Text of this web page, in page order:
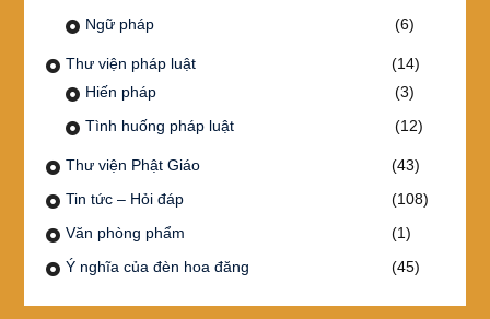
Ngữ pháp
(6)
Thư viện pháp luật
(14)
Hiến pháp
(3)
Tình huống pháp luật
(12)
Thư viện Phật Giáo
(43)
Tin tức – Hỏi đáp
(108)
Văn phòng phẩm
(1)
Ý nghĩa của đèn hoa đăng
(45)